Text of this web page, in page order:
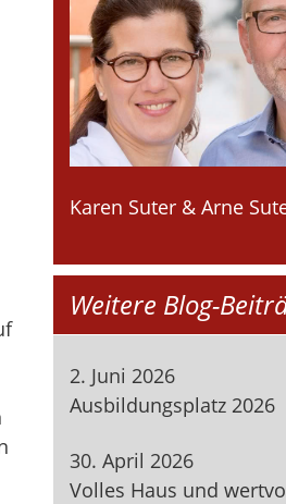
Karen Suter & Arne
Weitere Blog-
2. Juni 2026
Ausbildungsplatz 2026
30. April 2026
Volles Haus und